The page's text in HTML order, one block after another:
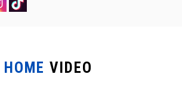
HOME VIDEO